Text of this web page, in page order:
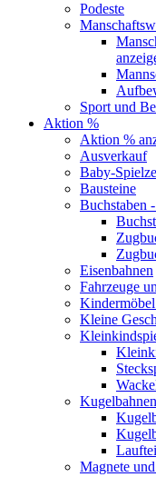
Podeste
Sport und
Aktion %
Aktion %
Ausverkauf
Baby-
Bausteine
Buchstaben
Eisenbahnen
Fahrzeuge
Kleine
Kugelbahnen
Magnete